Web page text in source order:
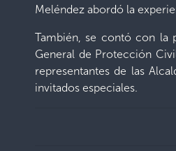
Meléndez abordó la
También, se contó con la
General de Protección
representantes de las
invitados especiales.